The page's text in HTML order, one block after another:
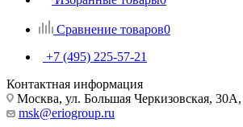
Сравнение товаров0
+7 (495) 225-57-21
Контактная информация
Москва, ул. Большая Черкизовская,
msk@eriogroup.ru